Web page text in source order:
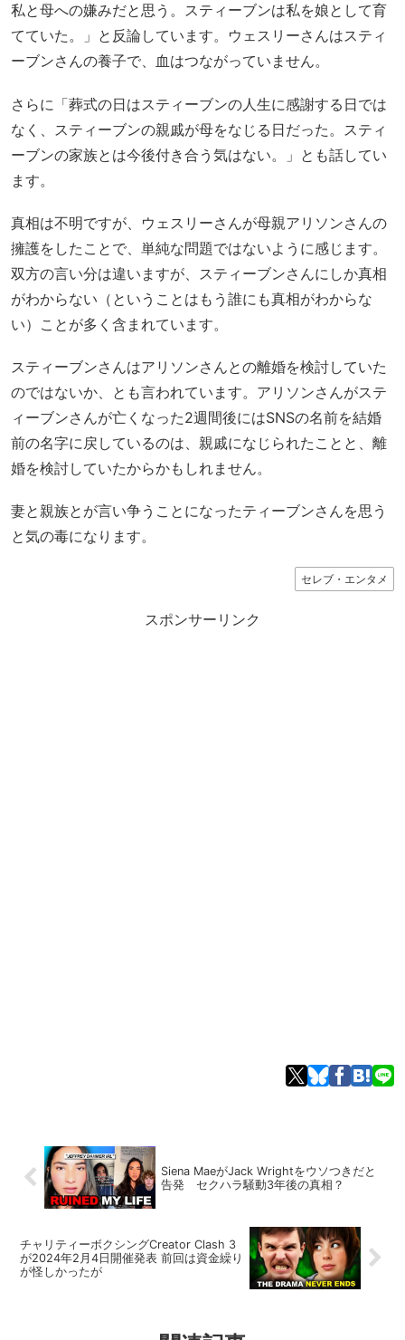
私と母への嫌みだと思う。スティーブンは私を娘として育
てていた。」と反論しています。ウェスリーさんはスティ
ーブンさんの養子で、血はつながっていません。
さらに「葬式の日はスティーブンの人生に感謝する日では
なく、スティーブンの親戚が母をなじる日だった。スティ
ーブンの家族とは今後付き合う気はない。」とも話してい
ます。
真相は不明ですが、ウェスリーさんが母親アリソンさんの
擁護をしたことで、単純な問題ではないように感じます。
双方の言い分は違いますが、スティーブンさんにしか真相
がわからない（ということはもう誰にも真相がわからな
い）ことが多く含まれています。
スティーブンさんはアリソンさんとの離婚を検討していた
のではないか、とも言われています。アリソンさんがステ
ィーブンさんが亡くなった2週間後にはSNSの名前を結婚
前の名字に戻しているのは、親戚になじられたことと、離
婚を検討していたからかもしれません。
妻と親族とが言い争うことになったティーブンさんを思う
と気の毒になります。
セレブ・エンタメ
スポンサーリンク
Siena MaeがJack Wrightをウソつきだと
告発 セクハラ騒動3年後の真相？
チャリティーボクシングCreator Clash 3
が2024年2月4日開催発表 前回は資金繰り
が怪しかったが